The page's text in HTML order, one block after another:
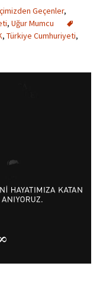
Geçenler,
, Uğur Mumcu
, Türkiye Cumhuriyeti,